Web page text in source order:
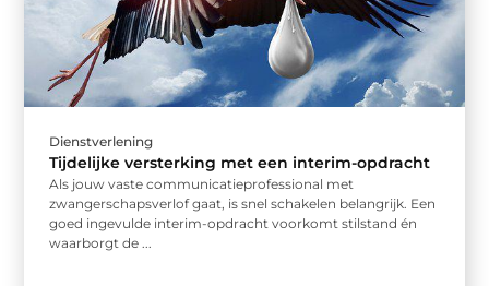
Dienstverlening
Tijdelijke versterking met een interim-opdracht
Als jouw vaste communicatieprofessional met
zwangerschapsverlof gaat, is snel schakelen belangrijk. Een
goed ingevulde interim-opdracht voorkomt stilstand én
waarborgt de ...